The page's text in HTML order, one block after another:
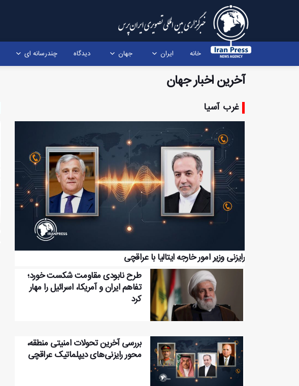
خانه ایران جهان دیدگاه چندرسانه ای
آخرین اخبار جهان
غرب آسیا
رایزنی وزیر امور خارجه ایتالیا با عراقچی
طرح نابودی مقاومت شکست خورد؛
تفاهم ایران و آمریکا، اسرائیل را مهار
کرد
بررسی آخرین تحولات امنیتی منطقه،
محور رایزنی‌های دیپلماتیک عراقچی